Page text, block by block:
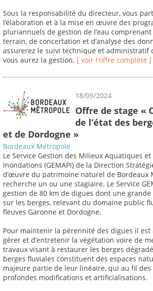
Sous la responsabilité du directeur, vous
l’élaboration et à la mise en œuvre des
pluriannuels de gestion de l’eau
terrain, de concertation et d’analyse des
assurerez le suivi technique et administratif
vous aurez la gestion. [ voir l'offre complète ]
18/09/2024
Offre de stage «
de l’état des
et de Dordogne »
Bordeaux Métropole
Le Service Gestion des Milieux Aquatiques
Inondations (GEMAPI) de la Direction
d’œuvre du patrimoine naturel de Bordeaux
recherche un ou une stagiaire. Le Service
gestion de 80 km de digues dont une
sur les berges, relevant du domaine public
fleuves Garonne et Dordogne.
Pour maintenir la pérennité des digues il est
gérer et d’entretenir la végétation voire de
travaux visant à restaurer les berges
berges fluviales constituent des espaces
majeure partie de leur linéaire, qui au fil des
profondes modifications et artificialisations.